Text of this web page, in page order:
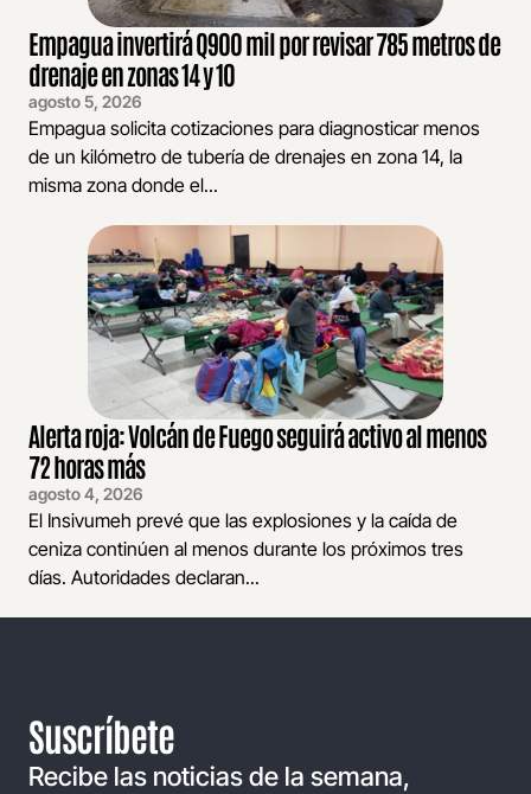
Empagua invertirá Q900 mil por revisar 785 metros de
drenaje en zonas 14 y 10
agosto 5, 2026
Empagua solicita cotizaciones para diagnosticar menos
de un kilómetro de tubería de drenajes en zona 14, la
misma zona donde el...
Alerta roja: Volcán de Fuego seguirá activo al menos
72 horas más
agosto 4, 2026
El Insivumeh prevé que las explosiones y la caída de
ceniza continúen al menos durante los próximos tres
días. Autoridades declaran...
Suscríbete
Recibe las noticias de la semana,